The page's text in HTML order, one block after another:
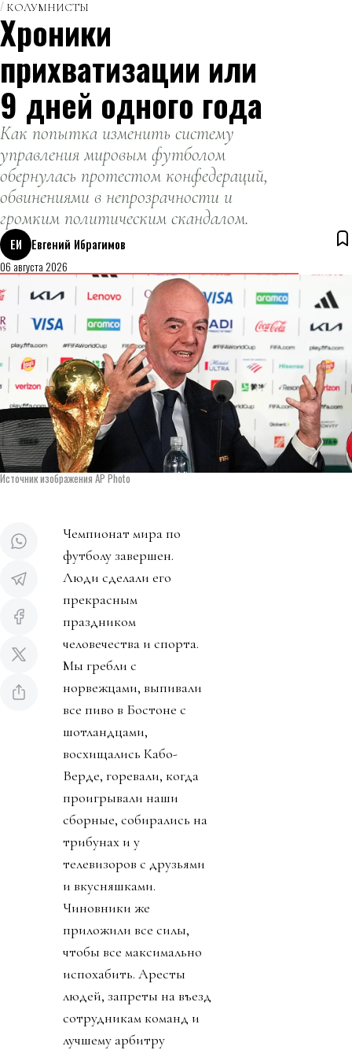
КОЛУМНИСТЫ
Хроники
прихватизации или
9 дней одного года
Как попытка изменить систему
управления мировым футболом
обернулась протестом конфедераций,
обвинениями в непрозрачности и
громким политическим скандалом.
ЕИ
Евгений Ибрагимов
06 августа 2026
Источник изображения AP Photo
Чемпионат мира по
футболу завершен.
Люди сделали его
прекрасным
праздником
человечества и спорта.
Мы гребли с
норвежцами, выпивали
все пиво в Бостоне с
шотландцами,
восхищались Кабо-
Верде, горевали, когда
проигрывали наши
сборные, собирались на
трибунах и у
телевизоров с друзьями
и вкусняшками.
Чиновники же
приложили все силы,
чтобы все максимально
испохабить. Аресты
людей, запреты на въезд
сотрудникам команд и
лучшему арбитру